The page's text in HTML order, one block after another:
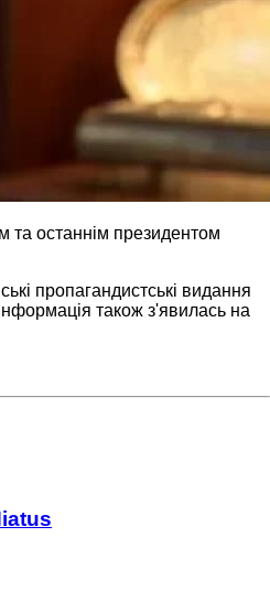
та останнім президентом
пропагандистські видання
також з'явилась на